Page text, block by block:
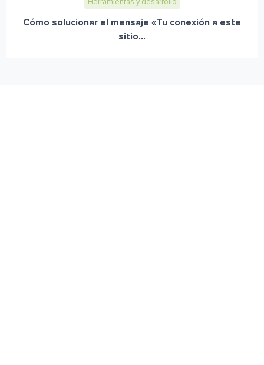
Herramientas y desarrollo
Cómo solucionar el mensaje «Tu conexión a este
sitio...